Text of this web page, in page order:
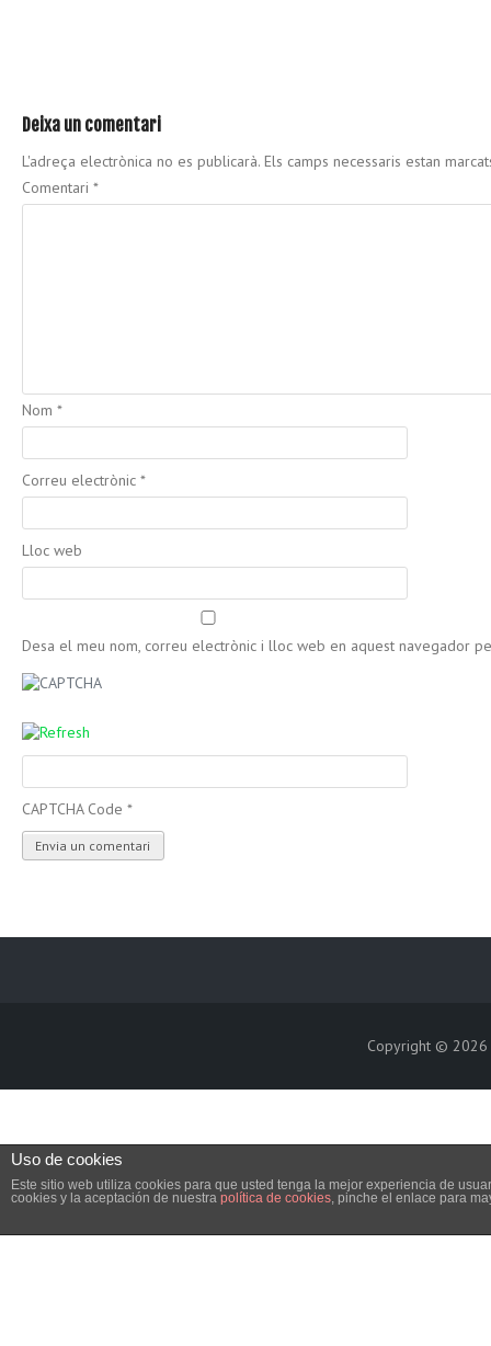
Deixa un comentari
L'adreça electrònica no es publicarà. Els camps necessaris estan
Comentari *
Nom *
Correu electrònic *
Lloc web
Desa el meu nom, correu electrònic i lloc web en aquest navegador
CAPTCHA Code *
Copyright © 2026
Uso de cookies
Este sitio web utiliza cookies para que usted tenga la mejor experiencia de
cookies y la aceptación de nuestra política de cookies, pinche el enlace para